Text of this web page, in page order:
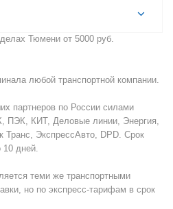
Тюмени от 5000 руб.
любой транспортной компании.
партнеров по России силами
ПЭК, КИТ, Деловые линии, Энергия,
ЭкспрессАвто, DPD. Срок
10 дней.
теми же транспортными
но по экспресс-тарифам в срок